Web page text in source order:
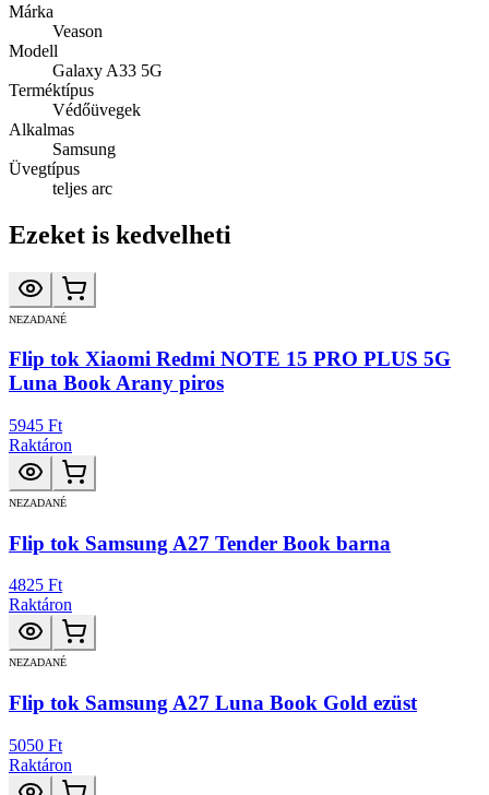
Márka
Veason
Modell
Galaxy A33 5G
Terméktípus
Védőüvegek
Alkalmas
Samsung
Üvegtípus
teljes arc
Ezeket is kedvelheti
NEZADANÉ
Flip tok Xiaomi Redmi NOTE 15 PRO PLUS 5G
Luna Book Arany piros
5945 Ft
Raktáron
NEZADANÉ
Flip tok Samsung A27 Tender Book barna
4825 Ft
Raktáron
NEZADANÉ
Flip tok Samsung A27 Luna Book Gold ezüst
5050 Ft
Raktáron